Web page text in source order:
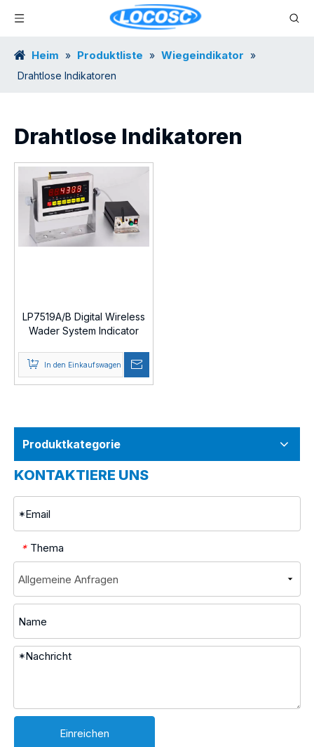
Heim » Produktliste » Wiegeindikator »
Drahtlose Indikatoren
Drahtlose Indikatoren
LP7519A/B Digital Wireless
Wader System Indicator
In den Einkaufswagen
Produktkategorie
KONTAKTIERE UNS
* Thema
Einreichen